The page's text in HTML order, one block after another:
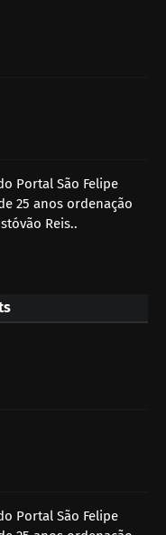
Portal São Felipe
25 anos ordenação
Reis..
Portal São Felipe